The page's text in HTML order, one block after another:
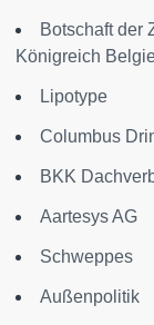
Botschaft der
Königreich
Lipotype
Columbus
BKK
Aartesys AG
Schweppes
Außenpolitik